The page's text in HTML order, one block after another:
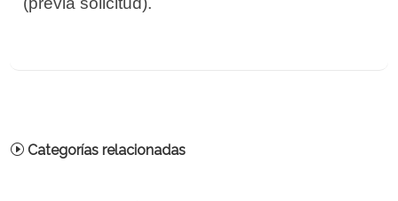
Categorías relacionadas